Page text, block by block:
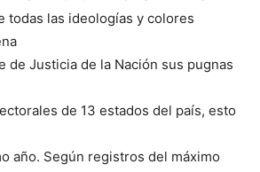
todas las ideologías y colores
de Justicia de la Nación sus pugnas
de 13 estados del país, esto
año. Según registros del máximo